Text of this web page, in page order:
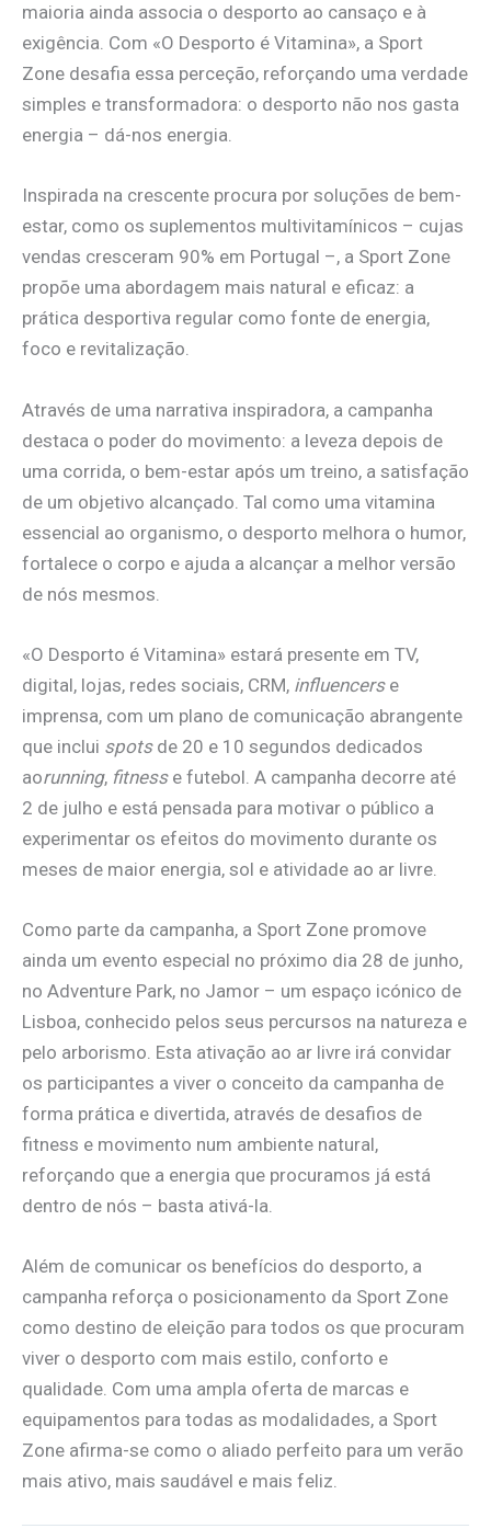
maioria ainda associa o desporto ao cansaço e à
exigência. Com «O Desporto é Vitamina», a Sport
Zone desafia essa perceção, reforçando uma verdade
simples e transformadora: o desporto não nos gasta
energia – dá-nos energia.
Inspirada na crescente procura por soluções de bem-
estar, como os suplementos multivitamínicos – cujas
vendas cresceram 90% em Portugal –, a Sport Zone
propõe uma abordagem mais natural e eficaz: a
prática desportiva regular como fonte de energia,
foco e revitalização.
Através de uma narrativa inspiradora, a campanha
destaca o poder do movimento: a leveza depois de
uma corrida, o bem-estar após um treino, a satisfação
de um objetivo alcançado. Tal como uma vitamina
essencial ao organismo, o desporto melhora o humor,
fortalece o corpo e ajuda a alcançar a melhor versão
de nós mesmos.
«O Desporto é Vitamina» estará presente em TV,
digital, lojas, redes sociais, CRM, influencerse
imprensa, com um plano de comunicação abrangente
que inclui spotsde 20 e 10 segundos dedicados
aorunning, fitnesse futebol. A campanha decorre até
2 de julho e está pensada para motivar o público a
experimentar os efeitos do movimento durante os
meses de maior energia, sol e atividade ao ar livre.
Como parte da campanha, a Sport Zone promove
ainda um evento especial no próximo dia 28 de junho,
no Adventure Park, no Jamor – um espaço icónico de
Lisboa, conhecido pelos seus percursos na natureza e
pelo arborismo. Esta ativação ao ar livre irá convidar
os participantes a viver o conceito da campanha de
forma prática e divertida, através de desafios de
fitness e movimento num ambiente natural,
reforçando que a energia que procuramos já está
dentro de nós – basta ativá-la.
Além de comunicar os benefícios do desporto, a
campanha reforça o posicionamento da Sport Zone
como destino de eleição para todos os que procuram
viver o desporto com mais estilo, conforto e
qualidade. Com uma ampla oferta de marcas e
equipamentos para todas as modalidades, a Sport
Zone afirma-se como o aliado perfeito para um verão
mais ativo, mais saudável e mais feliz.